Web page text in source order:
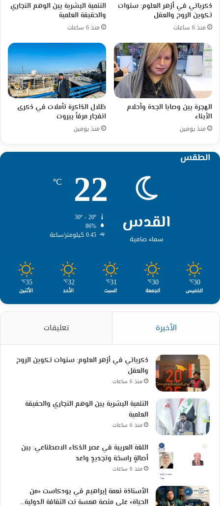
ذكرياتي في أزهر العلوم: سنوات
تكوين الروح والعقل
منذ 6 ساعات
التنمية البشرية بين الوهم التجاري
والحقيقة العلمية
منذ 6 ساعات
الهجرة بين وصايا الجدة وأحلام
الأبناء
منذ يومين
ظلال الذاكرة تأملات في ذكرى
انفجار مرفأ بيروت
منذ يومين
الطقس
القدس
سماء صافية
22
℃
86%
0.45 كيلومتر/ساعة
30
℃
الخميس
30
℃
الجمعة
31
℃
السبت
32
℃
الأحد
35
℃
الأثنين
الأخيرة تعليقات
ذكرياتي في أزهر العلوم: سنوات تكوين الروح
والعقل
منذ 6 ساعات
التنمية البشرية بين الوهم التجاري والحقيقة
العلمية
منذ 6 ساعات
اللغة العربية في عصر الذكاء الاصطناعي: بين
أصالةٍ راسخة وتجديدٍ واعد
منذ 8 ساعات
الأستاذة نعمة إبراهيم في بودكاست «من
الحياة» على منصة همسة نت الثقافة الدولية…